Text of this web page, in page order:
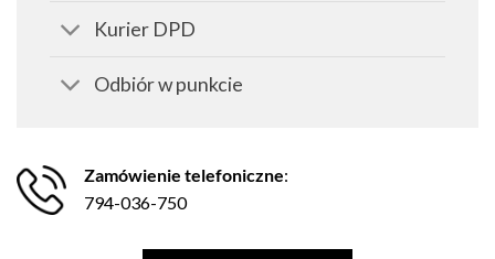
Kurier DPD
Odbiór w punkcie
Zamówienie telefoniczne:
794-036-750